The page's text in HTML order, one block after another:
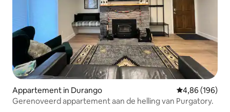
Appartement in Durango Gemiddelde
4,86 (196)
Gerenoveerd appartement aan de helling van Purgatory.